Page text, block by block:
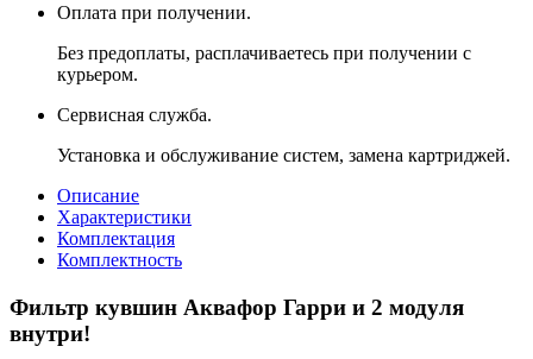
Оплата при получении.
Без предоплаты, расплачиваетесь при получении с
курьером.
Сервисная служба.
Установка и обслуживание систем, замена картриджей.
Описание
Характеристики
Комплектация
Комплектность
Фильтр кувшин Аквафор Гарри и 2 модуля
внутри!